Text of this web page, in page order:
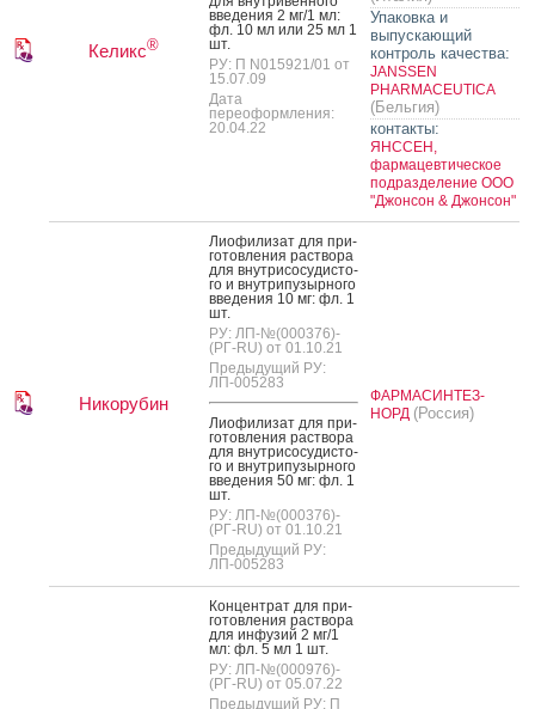
Келикс®
вве­дения 2 мг/1 мл:
фл. 10 мл или 25 мл 1
шт.
РУ: П N015921/01 от
15.07.09
Дата
переоформления:
20.04.22
Упаковка и
выпускающий
контроль качества:
JANSSEN
PHARMACEUTICA
(Бельгия)
контакты:
ЯНССЕН,
фармацевтическое
подразделение ООО
"Джонсон & Джонсон"
Никорубин
Ли­офи­лизат для при­
готов­ле­ния рас­тво­ра
для внут­ри­сосу­дис­то­
го и внут­ри­пузыр­но­го
вве­дения 10 мг: фл. 1
шт.
РУ: ЛП-№(000376)-
(РГ-RU) от 01.10.21
Предыдущий РУ:
ЛП-005283
Ли­офи­лизат для при­
готов­ле­ния рас­тво­ра
для внут­ри­сосу­дис­то­
го и внут­ри­пузыр­но­го
вве­дения 50 мг: фл. 1
шт.
РУ: ЛП-№(000376)-
(РГ-RU) от 01.10.21
Предыдущий РУ:
ЛП-005283
ФАРМАСИНТЕЗ-
НОРД (Россия)
Кон­цен­трат для при­
готов­ле­ния рас­тво­ра
для ин­фу­зий 2 мг/1
мл: фл. 5 мл 1 шт.
РУ: ЛП-№(000976)-
(РГ-RU) от 05.07.22
Предыдущий РУ: П